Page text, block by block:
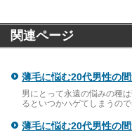
関連ページ
薄毛に悩む20代男性の
男にとって永遠の悩みの種
るといつかハゲてしまうの
薄毛に悩む20代男性の